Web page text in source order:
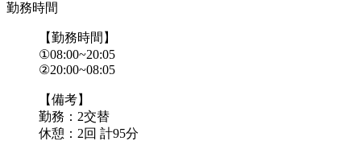
勤務時間
【勤務時間】
①08:00~20:05
②20:00~08:05
【備考】
勤務：2交替
休憩：2回 計95分